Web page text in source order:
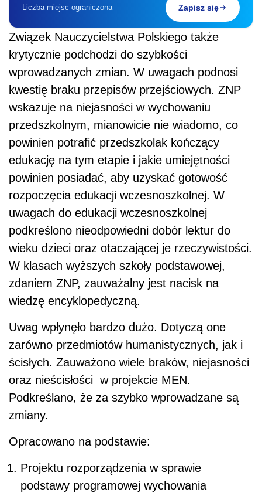
Liczba miejsc ograniczona Zapisz się
Związek Nauczycielstwa Polskiego także
krytycznie podchodzi do szybkości
wprowadzanych zmian. W uwagach podnosi
kwestię braku przepisów przejściowych. ZNP
wskazuje na niejasności w wychowaniu
przedszkolnym, mianowicie nie wiadomo, co
powinien potrafić przedszkolak kończący
edukację na tym etapie i jakie umiejętności
powinien posiadać, aby uzyskać gotowość
rozpoczęcia edukacji wczesnoszkolnej. W
uwagach do edukacji wczesnoszkolnej
podkreślono nieodpowiedni dobór lektur do
wieku dzieci oraz otaczającej je rzeczywistości.
W klasach wyższych szkoły podstawowej,
zdaniem ZNP, zauważalny jest nacisk na
wiedzę encyklopedyczną.
Uwag wpłynęło bardzo dużo. Dotyczą one
zarówno przedmiotów humanistycznych, jak i
ścisłych. Zauważono wiele braków, niejasności
oraz nieścisłości w projekcie MEN.
Podkreślano, że za szybko wprowadzane są
zmiany.
Opracowano na podstawie:
Projektu rozporządzenia w sprawie
podstawy programowej wychowania